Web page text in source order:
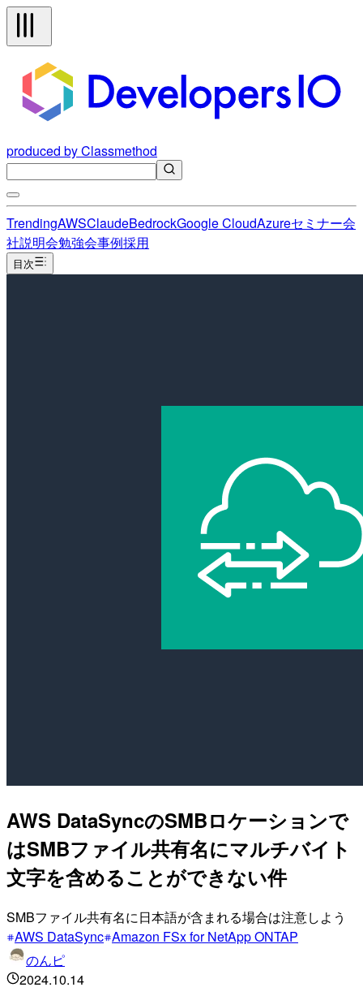
produced by Classmethod
TrendingAWSClaudeBedrockGoogle CloudAzureセミナー会
社説明会勉強会事例採用
目次
AWS DataSyncのSMBロケーションで
はSMBファイル共有名にマルチバイト
文字を含めることができない件
SMBファイル共有名に日本語が含まれる場合は注意しよう
AWS DataSync Amazon FSx for NetApp ONTAP
のんピ
2024.10.14